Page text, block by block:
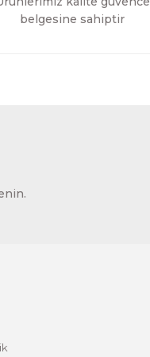
belgesine sahiptir